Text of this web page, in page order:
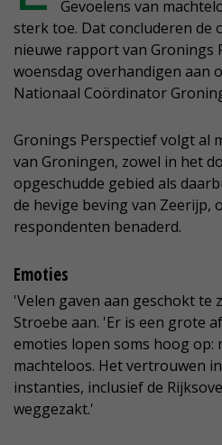
Gevoelens van
sterk toe. Dat concluderen de
nieuwe rapport van Gronings
woensdag overhandigen aan
Nationaal Coördinator
Gronings Perspectief volgt al
van Groningen, zowel in het
opgeschudde gebied als
de hevige beving van Zeerijp,
respondenten benaderd.
Emoties
'Velen gaven aan geschokt te
Stroebe aan. 'Er is een grote
emoties lopen soms hoog op:
machteloos. Het vertrouwen
instanties, inclusief de
weggezakt.'